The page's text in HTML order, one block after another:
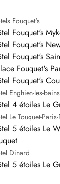
Fouquet's
Fouquet's
Fouquet's
Fouquet's
Fouquet's
Fouquet's
Enghien-les-bains
4 étoiles Le
Le Touquet-
5 étoiles Le
Dinard
5 étoiles Le